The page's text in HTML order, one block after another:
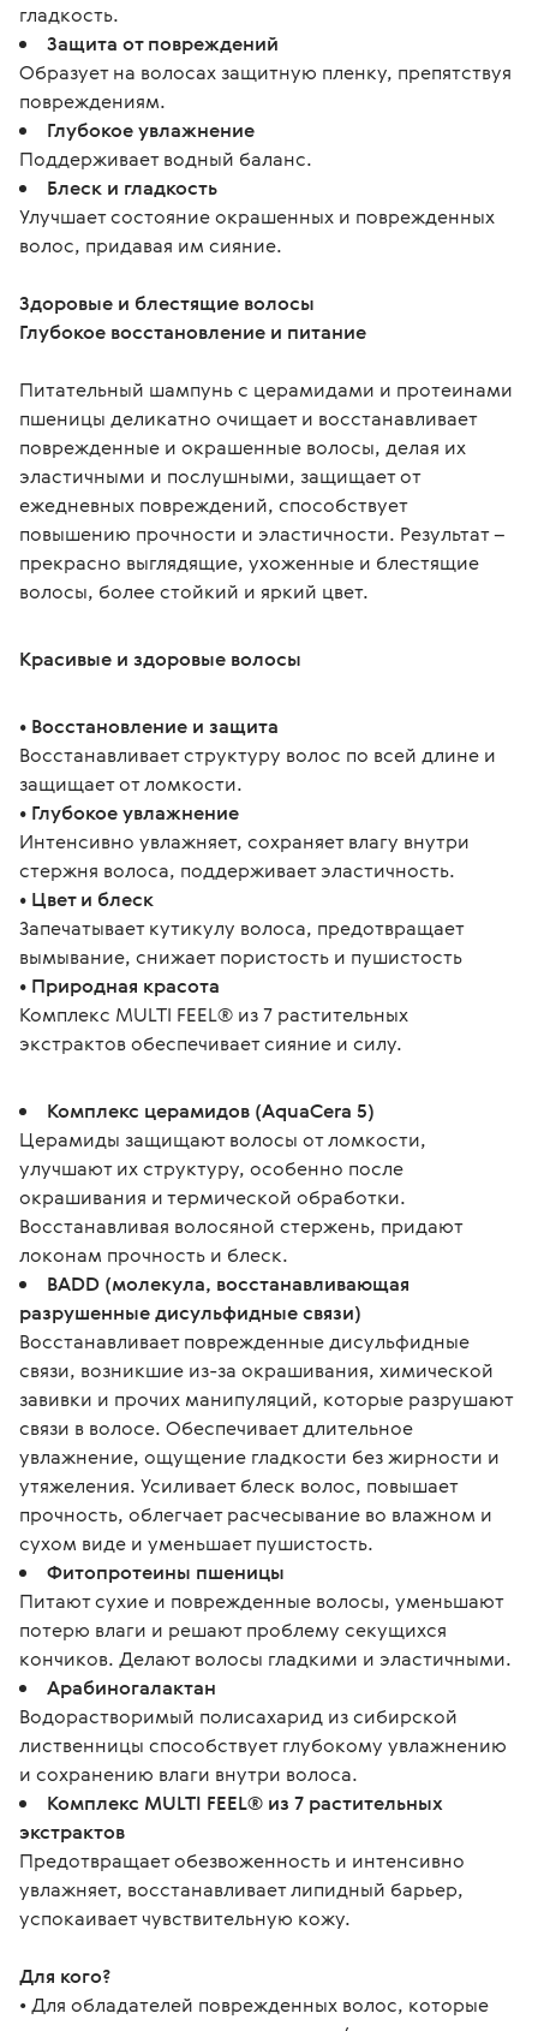
гладкость.
Защита от повреждений
Образует на волосах защитную пленку, препятствуя
повреждениям.
Глубокое увлажнение
Поддерживает водный баланс.
Блеск и гладкость
Улучшает состояние окрашенных и поврежденных
волос, придавая им сияние.
Здоровые и блестящие волосы
Глубокое восстановление и питание
Питательный шампунь с церамидами и протеинами
пшеницы деликатно очищает и восстанавливает
поврежденные и окрашенные волосы, делая их
эластичными и послушными, защищает от
ежедневных повреждений, способствует
повышению прочности и эластичности. Результат –
прекрасно выглядящие, ухоженные и блестящие
волосы, более стойкий и яркий цвет.
Красивые и здоровые волосы
• Восстановление и защита
Восстанавливает структуру волос по всей длине и
защищает от ломкости.
• Глубокое увлажнение
Интенсивно увлажняет, сохраняет влагу внутри
стержня волоса, поддерживает эластичность.
• Цвет и блеск
Запечатывает кутикулу волоса, предотвращает
вымывание, снижает пористость и пушистость
• Природная красота
Комплекс MULTI FEEL® из 7 растительных
экстрактов обеспечивает сияние и силу.
Комплекс церамидов (AquaCera 5)
Церамиды защищают волосы от ломкости,
улучшают их структуру, особенно после
окрашивания и термической обработки.
Восстанавливая волосяной стержень, придают
локонам прочность и блеск.
BADD (молекула, восстанавливающая
разрушенные дисульфидные связи)
Восстанавливает поврежденные дисульфидные
связи, возникшие из-за окрашивания, химической
завивки и прочих манипуляций, которые разрушают
связи в волосе. Обеспечивает длительное
увлажнение, ощущение гладкости без жирности и
утяжеления. Усиливает блеск волос, повышает
прочность, облегчает расчесывание во влажном и
сухом виде и уменьшает пушистость.
Фитопротеины пшеницы
Питают сухие и поврежденные волосы, уменьшают
потерю влаги и решают проблему секущихся
кончиков. Делают волосы гладкими и эластичными.
Арабиногалактан
Водорастворимый полисахарид из сибирской
лиственницы способствует глубокому увлажнению
и сохранению влаги внутри волоса.
Комплекс MULTI FEEL® из 7 растительных
экстрактов
Предотвращает обезвоженность и интенсивно
увлажняет, восстанавливает липидный барьер,
успокаивает чувствительную кожу.
Для кого?
• Для обладателей поврежденных волос, которые